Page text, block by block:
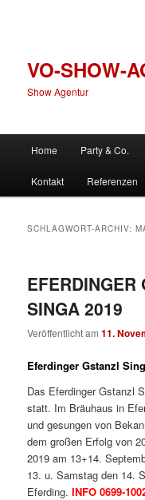
VO-SHOW-
Show Agentur
Home Party & Co.
Kontakt Referenzen
SCHLAGWORT-ARCHIV:
EFERDINGER
SINGA 2019
Veröffentlicht am11.
Eferdinger Gstanzl
Das Eferdinger Gstanzl
statt. Im Bräuhaus in
und gesungen von
dem großen Erfolg von
2019 am 13+14.
13. u. Samstag den 14.
Eferding. INFO 0699-